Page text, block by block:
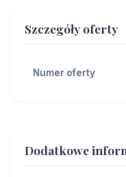
Szczegóły oferty
Numer oferty
Dodatkowe